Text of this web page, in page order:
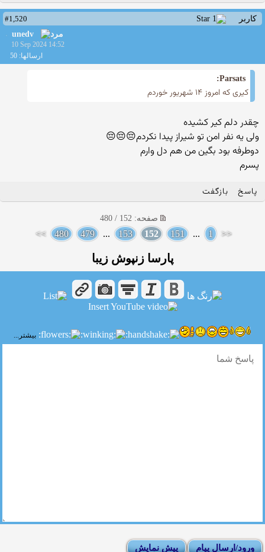
کاربر
#1,520
unedv
10 Sep 2024 14:52
ارسالها: 50
Parsats:
کیری که امروز ۱۴ شهریور خوردم
چقدر دلم کیر کشیده
ولی یه نفر امن تو شیراز پیدا نکردم😔😔😔
دوطرفه بود بگین من هم دل وارم
پسرم
پاسخ بازگفت
صفحه: 152 / 480
<<
1
...
151
152
153
...
479
480
>>
پارسا زنپوش زیبا
بیشتر...